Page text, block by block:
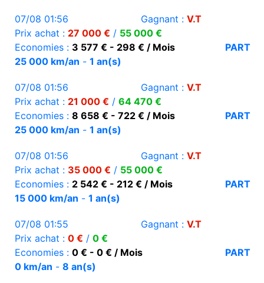
07/08 01:56 Gagnant : V.T
Prix achat : 27 000 € / 55 000 €
Economies : 3 577 € - 298 € / Mois
PART
25 000 km/an - 1 an(s)
07/08 01:56 Gagnant : V.T
Prix achat : 21 000 € / 64 470 €
Economies : 8 658 € - 722 € / Mois
PART
25 000 km/an - 1 an(s)
07/08 01:56 Gagnant : V.T
Prix achat : 35 000 € / 55 000 €
Economies : 2 542 € - 212 € / Mois
PART
15 000 km/an - 1 an(s)
07/08 01:55 Gagnant : V.T
Prix achat : 0 € / 0 €
Economies : 0 € - 0 € / Mois
PART
0 km/an - 8 an(s)